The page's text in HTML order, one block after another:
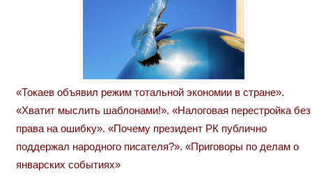
«Токаев объявил режим тотальной экономии в стране».
«Хватит мыслить шаблонами!». «Налоговая перестройка без
права на ошибку». «Почему президент РК публично
поддержал народного писателя?». «Приговоры по делам о
январских событиях»